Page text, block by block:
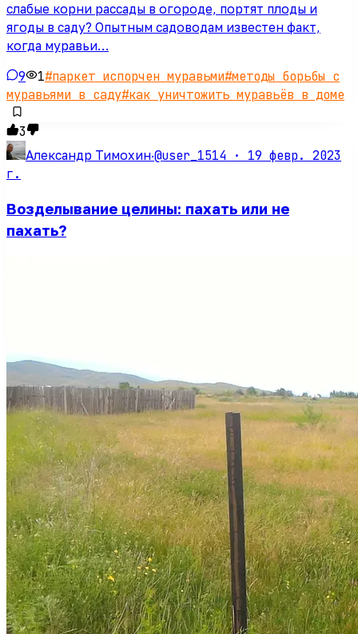
слабые корни рассады в огороде, портят плоды и
ягоды в саду? Опытным садоводам известен факт,
когда муравьи…
9 1#паркет испорчен муравьми#методы борьбы с
муравьями в саду#как уничтожить муравьёв в доме
3
Александр Тимохин·@user_1514 · 19 февр. 2023
г.
Возделывание целины: пахать или не
пахать?